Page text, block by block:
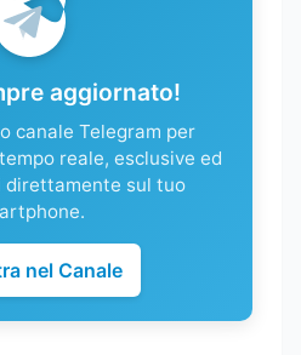
aggiornato!
canale Telegram per
reale, esclusive ed
direttamente sul tuo
nel Canale